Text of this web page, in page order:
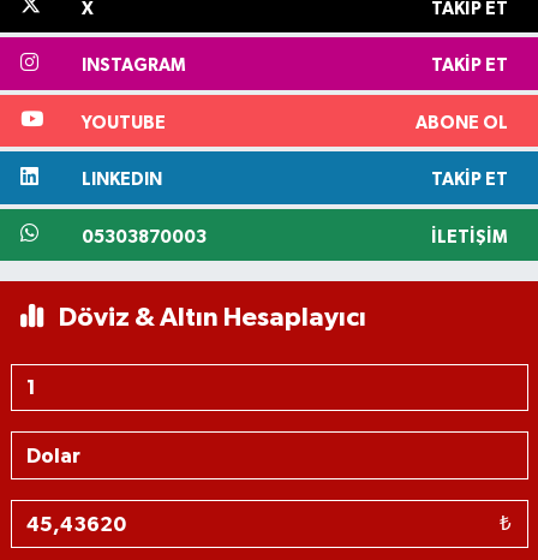
X TAKIP ET
INSTAGRAM TAKIP ET
YOUTUBE ABONE OL
LINKEDIN TAKIP ET
05303870003 İLETIŞIM
Döviz & Altın Hesaplayıcı
₺